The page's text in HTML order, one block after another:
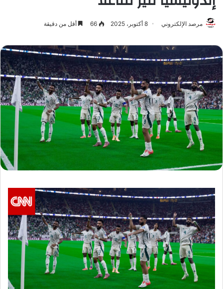
مرصد الإلكتروني 8 أكتوبر، 2025 66 أقل من دقيقة